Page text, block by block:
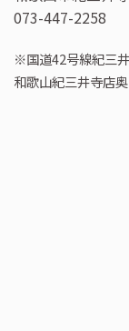
073-447-2258
※国道42号線紀三
和歌山紀三井寺店奥